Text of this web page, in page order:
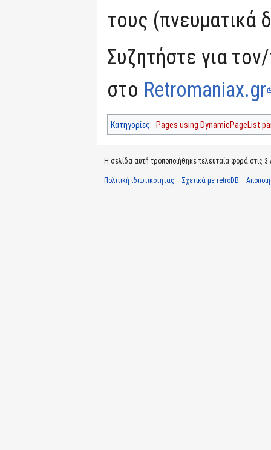
τους (πνευματικά
Συζητήστε για
στο Retromaniax.gr
Κατηγορίες: Pages using DynamicPageList
Η σελίδα αυτή τροποποιήθηκε τελευταία φορά στις 3
Πολιτική ιδιωτικότητας Σχετικά με retroDB